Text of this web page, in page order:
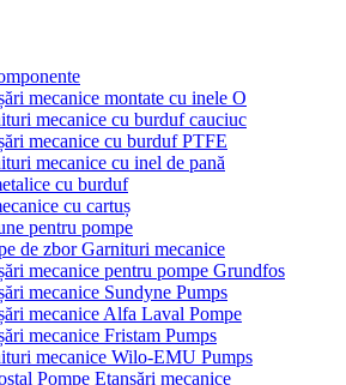
mecanice montate cu inele O
mecanice cu burduf cauciuc
mecanice cu burduf PTFE
mecanice cu inel de pană
cu burduf
cu cartuș
pentru pompe
de zbor Garnituri mecanice
mecanice pentru pompe Grundfos
mecanice Sundyne Pumps
mecanice Alfa Laval Pompe
mecanice Fristam Pumps
mecanice Wilo-EMU Pumps
Pompe Etanșări mecanice